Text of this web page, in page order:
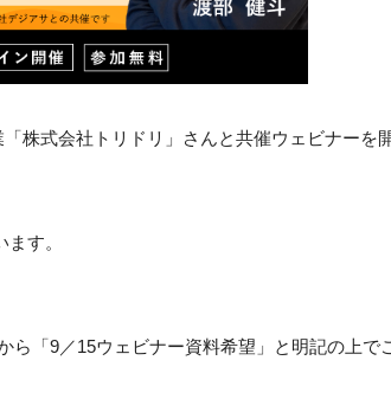
株式会社トリドリ」さんと共催ウェビナーを
す。
ら「9／15ウェビナー資料希望」と明記の上で